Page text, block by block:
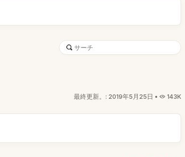
最終更新。: 2019年5月25日 • 143K